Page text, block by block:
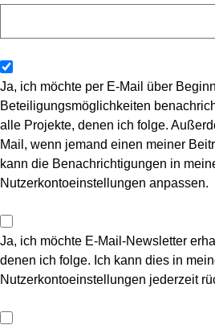
Ja, ich möchte per E-Mail über
Beteiligungsmöglichkeiten
alle Projekte, denen ich folge.
Mail, wenn jemand einen meiner
kann die Benachrichtigungen in
Nutzerkontoeinstellungen anpassen.
Ja, ich möchte E-Mail-Newsletter
denen ich folge. Ich kann dies in
Nutzerkontoeinstellungen jederzeit